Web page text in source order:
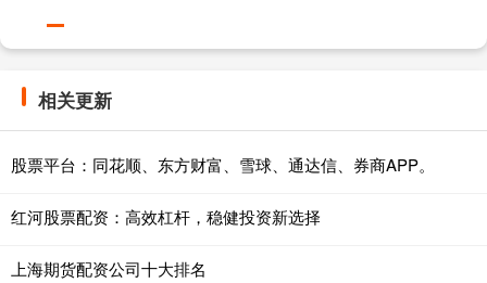
相关更新
股票平台：同花顺、东方财富、雪球、通达信、券商APP。
红河股票配资：高效杠杆，稳健投资新选择
上海期货配资公司十大排名